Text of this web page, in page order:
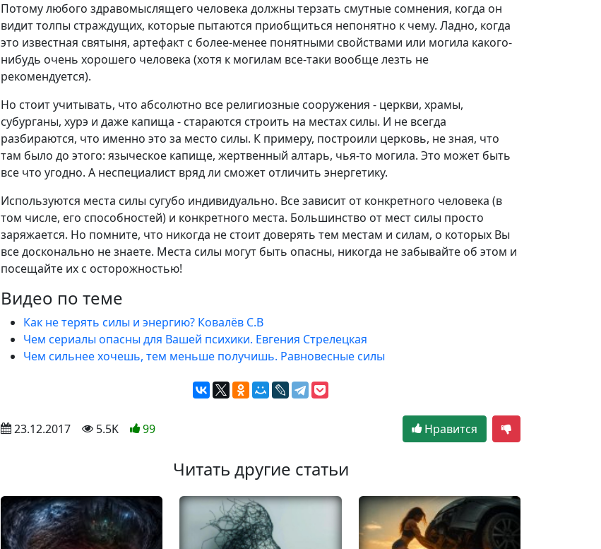
Потому любого здравомыслящего человека должны терзать смутные сомнения, когда он
видит толпы страждущих, которые пытаются приобщиться непонятно к чему. Ладно, когда
это известная святыня, артефакт с более-менее понятными свойствами или могила какого-
нибудь очень хорошего человека (хотя к могилам все-таки вообще лезть не
рекомендуется).
Но стоит учитывать, что абсолютно все религиозные сооружения - церкви, храмы,
субурганы, хурэ и даже капища - стараются строить на местах силы. И не всегда
разбираются, что именно это за место силы. К примеру, построили церковь, не зная, что
там было до этого: языческое капище, жертвенный алтарь, чья-то могила. Это может быть
все что угодно. А неспециалист вряд ли сможет отличить энергетику.
Используются места силы сугубо индивидуально. Все зависит от конкретного человека (в
том числе, его способностей) и конкретного места. Большинство от мест силы просто
заряжается. Но помните, что никогда не стоит доверять тем местам и силам, о которых Вы
все досконально не знаете. Места силы могут быть опасны, никогда не забывайте об этом и
посещайте их с осторожностью!
Видео по теме
Как не терять силы и энергию? Ковалёв С.В
Чем сериалы опасны для Вашей психики. Евгения Стрелецкая
Чем сильнее хочешь, тем меньше получишь. Равновесные силы
23.12.2017 5.5K 99 Нравится
Читать другие статьи